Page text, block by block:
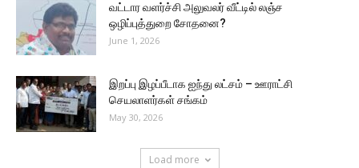
வட்டார வளர்ச்சி அலுவலர் வீட்டில் லஞ்ச
ஒழிப்புத்துறை சோதனை?
June 1, 2026
இறப்பு இழப்பீடாக ஐந்து லட்சம் – ஊராட்சி
செயலாளர்கள் சங்கம்
May 30, 2026
Load more